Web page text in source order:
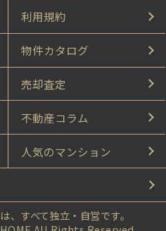
利用規約
物件カタログ
売却査定
不動産コラム
人気のマンション
、すべて独立・自営です。